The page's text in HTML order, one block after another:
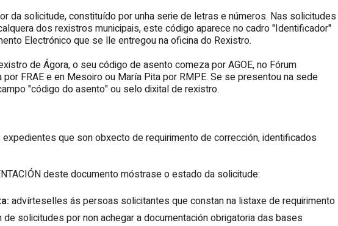
da solicitude, constituído por unha serie de letras e números. Nas solicitudes
dos rexistros municipais, este código aparece no cadro "Identificador"
Electrónico que se lle entregou na oficina do Rexistro.
de Ágora, o seu código de asento comeza por AGOE, no Fórum
por FRAE e en Mesoiro ou María Pitapor RMPE. Se se presentou na sede
"código do asento" ou selo dixital de rexistro.
que son obxecto de requirimento de corrección, identificados
deste documento móstrase o estado da solicitude:
advírteselles ás persoas solicitantes que constan na listaxe de requirimento
solicitudes por non achegar a documentación obrigatoria das bases